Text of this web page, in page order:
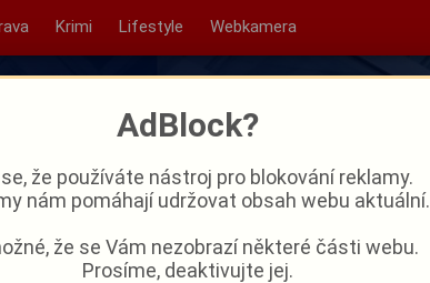
Krimi Lifestyle Webkamera
AdBlock?
že používáte nástroj pro blokování reklamy.
nám pomáhají udržovat obsah webu aktuální.
že se Vám nezobrazí některé části webu.
Prosíme, deaktivujte jej.